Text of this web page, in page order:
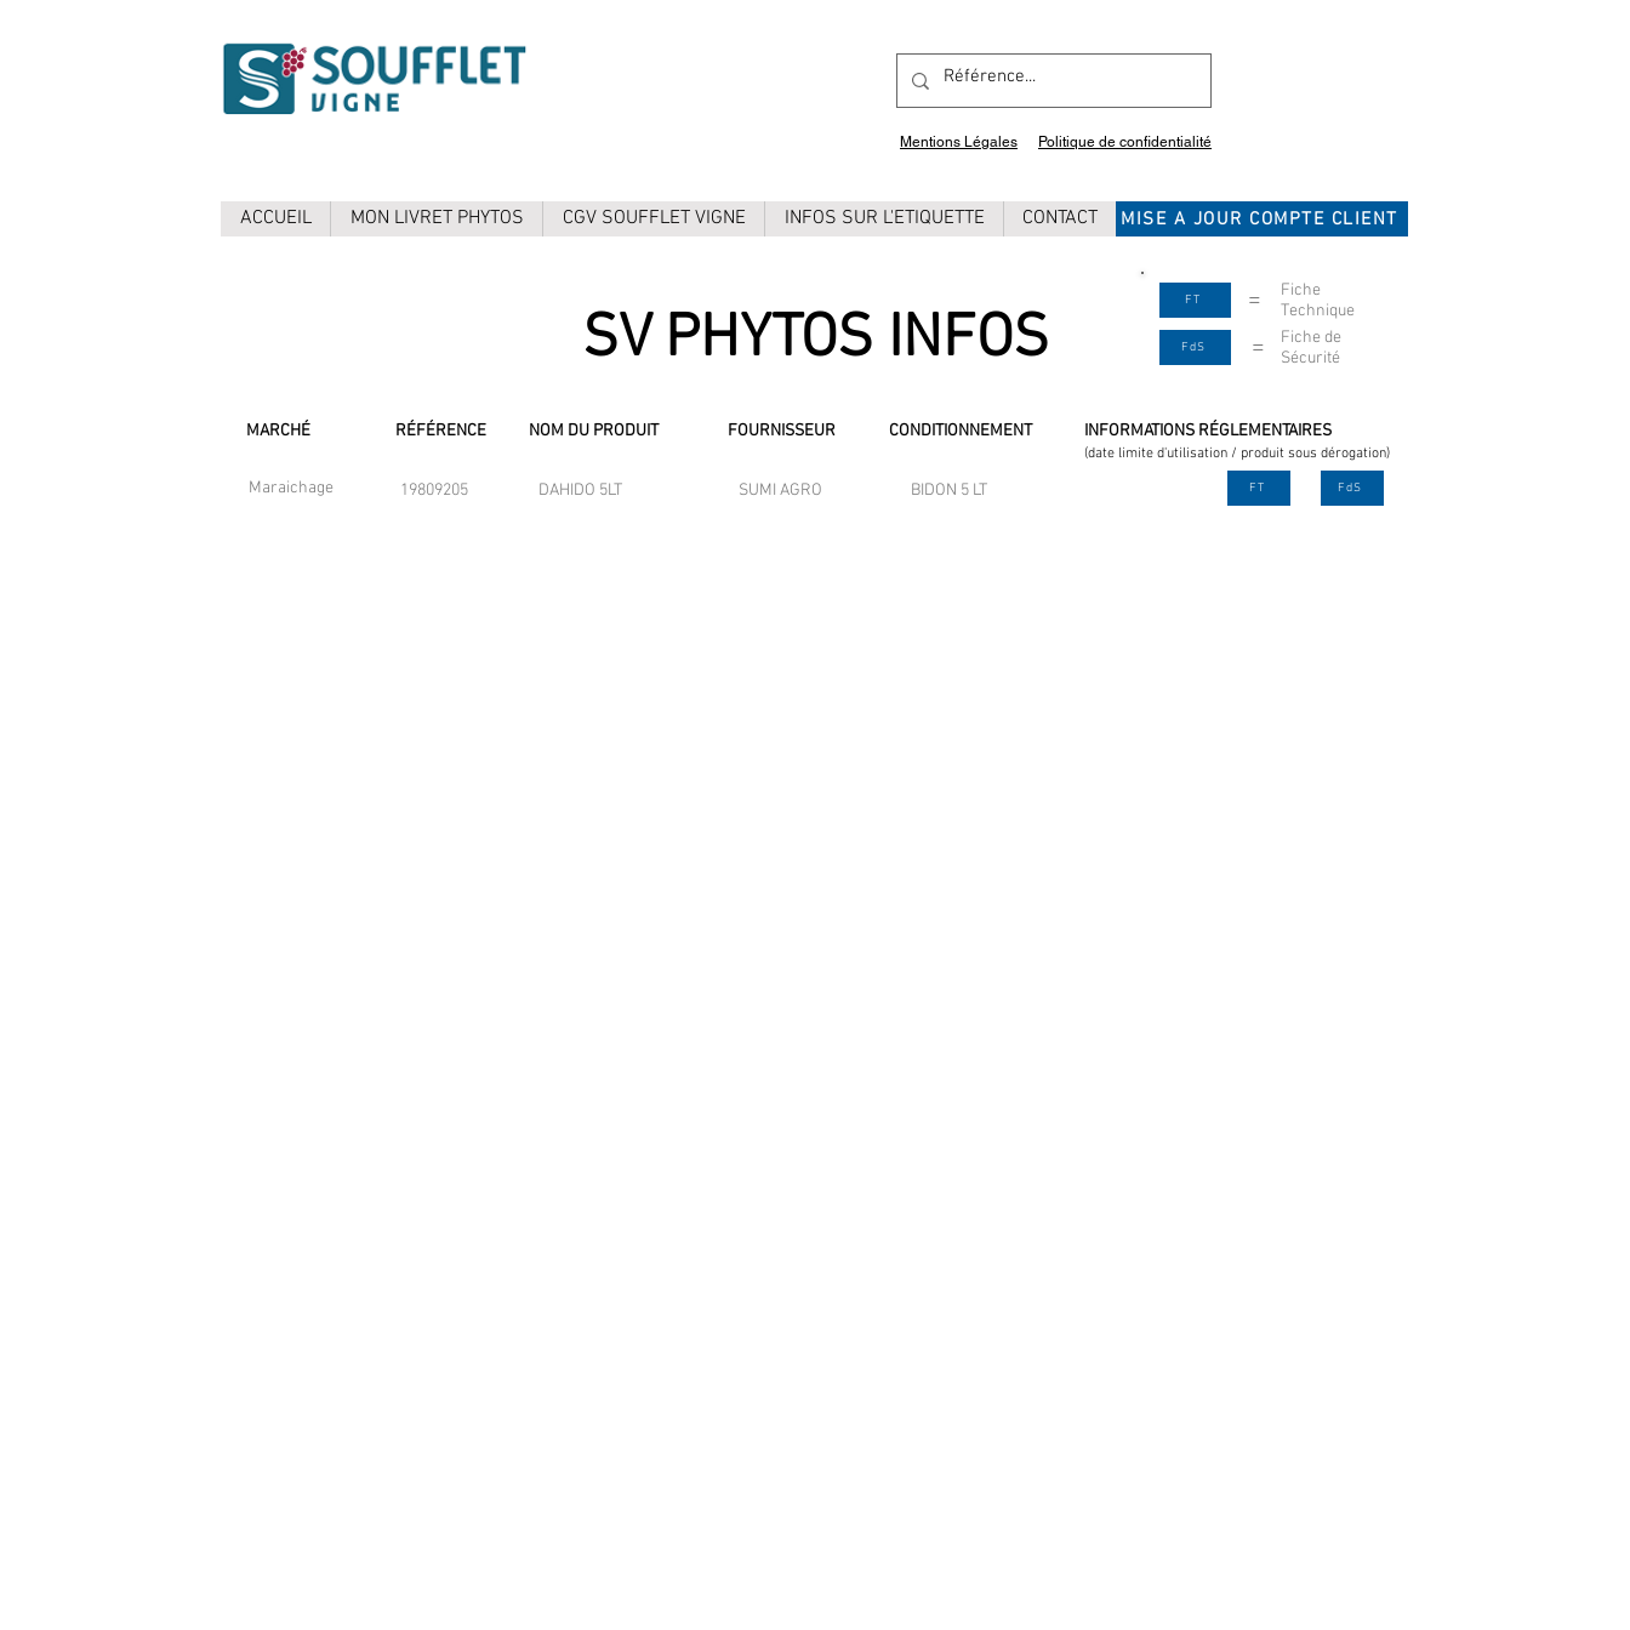
Mentions Légales Politique de confidentialité
ACCUEIL MON LIVRET PHYTOS CGV SOUFFLET VIGNE INFOS SUR L'ETIQUETTE CONTACT MISE A JOUR COMPTE CLIENT
SV PHYTOS INFOS
FT =
Fiche
Technique
FdS =
Fiche de
Sécurité
MARCHÉ RÉFÉRENCE NOM DU PRODUIT FOURNISSEUR CONDITIONNEMENT INFORMATIONS RÉGLEMENTAIRES
(date limite d'utilisation / produit sous dérogation)
Maraichage 19809205 DAHIDO 5LT SUMI AGRO BIDON 5 LT FT FdS